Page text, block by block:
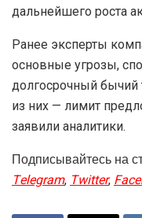
дальнейшего роста
Ранее эксперты
основные угрозы,
долгосрочный бычий
из них — лимит
заявили аналитики.
Подписывайтесь на
Telegram,Twitter,